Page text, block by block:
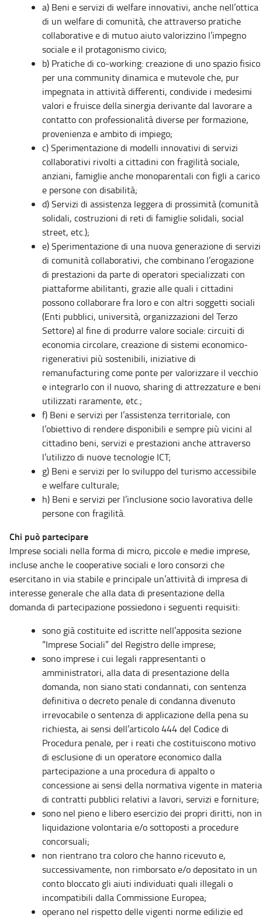
a) Beni e servizi di welfare innovativi, anche nell’ottica
di un welfare di comunità, che attraverso pratiche
collaborative e di mutuo aiuto valorizzino l’impegno
sociale e il protagonismo civico;
b) Pratiche di co-working: creazione di uno spazio fisico
per una community dinamica e mutevole che, pur
impegnata in attività differenti, condivide i medesimi
valori e fruisce della sinergia derivante dal lavorare a
contatto con professionalità diverse per formazione,
provenienza e ambito di impiego;
c) Sperimentazione di modelli innovativi di servizi
collaborativi rivolti a cittadini con fragilità sociale,
anziani, famiglie anche monoparentali con figli a carico
e persone con disabilità;
d) Servizi di assistenza leggera di prossimità (comunità
solidali, costruzioni di reti di famiglie solidali, social
street, etc.);
e) Sperimentazione di una nuova generazione di servizi
di comunità collaborativi, che combinano l’erogazione
di prestazioni da parte di operatori specializzati con
piattaforme abilitanti, grazie alle quali i cittadini
possono collaborare fra loro e con altri soggetti sociali
(Enti pubblici, università, organizzazioni del Terzo
Settore) al fine di produrre valore sociale: circuiti di
economia circolare, creazione di sistemi economico-
rigenerativi più sostenibili, iniziative di
remanufacturing come ponte per valorizzare il vecchio
e integrarlo con il nuovo, sharing di attrezzature e beni
utilizzati raramente, etc.;
f) Beni e servizi per l’assistenza territoriale, con
l’obiettivo di rendere disponibili e sempre più vicini al
cittadino beni, servizi e prestazioni anche attraverso
l’utilizzo di nuove tecnologie ICT;
g) Beni e servizi per lo sviluppo del turismo accessibile
e welfare culturale;
h) Beni e servizi per l’inclusione socio lavorativa delle
persone con fragilità.
Chi può partecipare
Imprese sociali nella forma di micro, piccole e medie imprese,
incluse anche le cooperative sociali e loro consorzi che
esercitano in via stabile e principale un’attività di impresa di
interesse generale che alla data di presentazione della
domanda di partecipazione possiedono i seguenti requisiti:
sono già costituite ed iscritte nell’apposita sezione
“Imprese Sociali” del Registro delle imprese;
sono imprese i cui legali rappresentanti o
amministratori, alla data di presentazione della
domanda, non siano stati condannati, con sentenza
definitiva o decreto penale di condanna divenuto
irrevocabile o sentenza di applicazione della pena su
richiesta, ai sensi dell’articolo 444 del Codice di
Procedura penale, per i reati che costituiscono motivo
di esclusione di un operatore economico dalla
partecipazione a una procedura di appalto o
concessione ai sensi della normativa vigente in materia
di contratti pubblici relativi a lavori, servizi e forniture;
sono nel pieno e libero esercizio dei propri diritti, non in
liquidazione volontaria e/o sottoposti a procedure
concorsuali;
non rientrano tra coloro che hanno ricevuto e,
successivamente, non rimborsato e/o depositato in un
conto bloccato gli aiuti individuati quali illegali o
incompatibili dalla Commissione Europea;
operano nel rispetto delle vigenti norme edilizie ed